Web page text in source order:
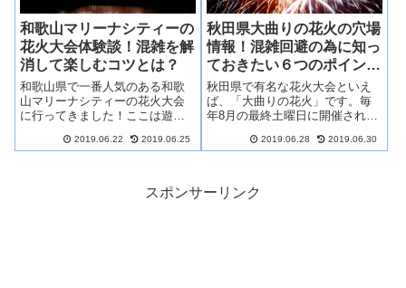
和歌山マリーナシティーの
花火大会体験談！混雑を解
消して楽しむコツとは？
和歌山県で一番人気のある和歌
山マリーナシティーの花火大会
に行ってきました！ここは遊園
としたレジャーでも楽しむこと
った時の体験談と感想を交えな
がら混雑を解消しながら楽しむ
2019.06.22 2019.06.25
秋田県大曲りの花火の穴場
情報！混雑回避の為に知っ
ておきたい６つのポイン
ト！
秋田県で有名な花火大会といえ
ば、「大曲りの花火」です。毎
年8月の最終土曜日に開催される
国花火競技大会」と言いいま
年かなりの人が見に来ます。今
回は、大曲りの花火に実際行っ
2019.06.28 2019.06.30
スポンサーリンク